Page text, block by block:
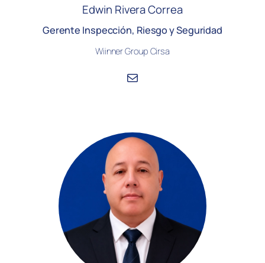
Edwin Rivera Correa
Gerente Inspección, Riesgo y Seguridad
Wiinner Group Cirsa
Correo electrónico